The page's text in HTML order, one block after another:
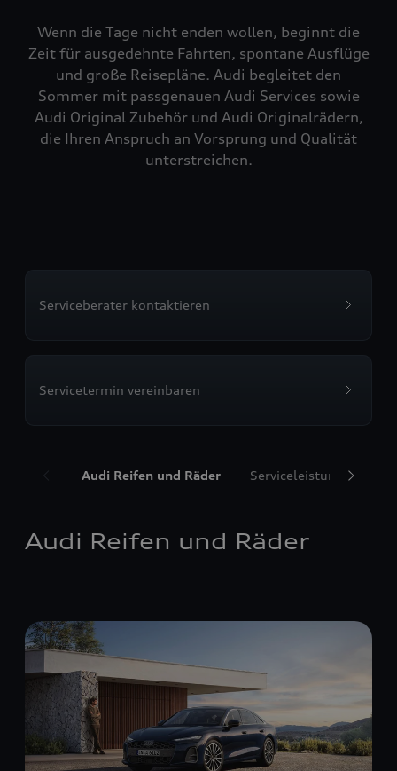
Wenn die Tage nicht enden wollen, beginnt die
Zeit für ausgedehnte Fahrten, spontane Ausflüge
und große Reisepläne. Audi begleitet den
Sommer mit passgenauen Audi Services sowie
Audi Original Zubehör und Audi Originalrädern,
die Ihren Anspruch an Vorsprung und Qualität
unterstreichen.
Serviceberater kontaktieren
Servicetermin vereinbaren
Audi Reifen und Räder Serviceleistungen
Audi Reifen und Räder